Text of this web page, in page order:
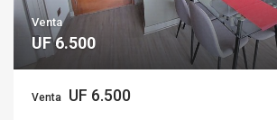
Venta
UF 6.500
Venta UF 6.500